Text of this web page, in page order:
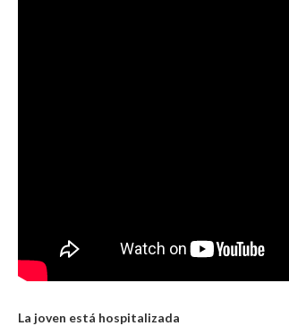
La joven está hospitalizada